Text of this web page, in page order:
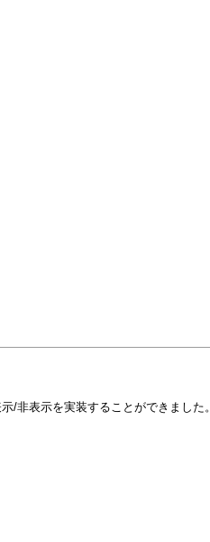
/非表示を実装することができました。